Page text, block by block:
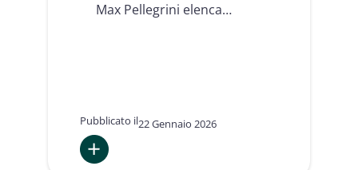
Max Pellegrini elenca…
Pubblicato il22 Gennaio 2026